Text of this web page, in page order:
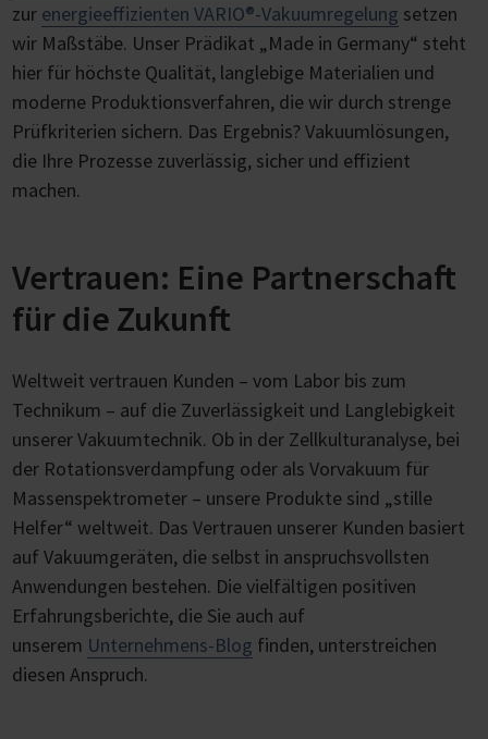
zur energieeffizienten VARIO®-Vakuumregelung setzen
wir Maßstäbe. Unser Prädikat „Made in Germany“ steht
hier für höchste Qualität, langlebige Materialien und
moderne Produktionsverfahren, die wir durch strenge
Prüfkriterien sichern. Das Ergebnis? Vakuumlösungen,
die Ihre Prozesse zuverlässig, sicher und effizient
machen.
Vertrauen: Eine Partnerschaft
für die Zukunft
Weltweit vertrauen Kunden – vom Labor bis zum
Technikum – auf die Zuverlässigkeit und Langlebigkeit
unserer Vakuumtechnik. Ob in der Zellkulturanalyse, bei
der Rotationsverdampfung oder als Vorvakuum für
Massenspektrometer – unsere Produkte sind „stille
Helfer“ weltweit. Das Vertrauen unserer Kunden basiert
auf Vakuumgeräten, die selbst in anspruchsvollsten
Anwendungen bestehen. Die vielfältigen positiven
Erfahrungsberichte, die Sie auch auf
unserem Unternehmens-Blog finden, unterstreichen
diesen Anspruch.